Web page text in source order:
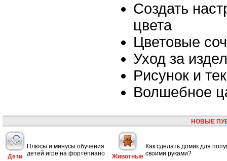
Создать
цвета
Цветовые
Уход за
Рисунок и
Волшебное
НОВЫЕ
Дети
Плюсы и минусы обучения
детей игре на фортепиано
Животные
Как сделать домик для
своими руками?